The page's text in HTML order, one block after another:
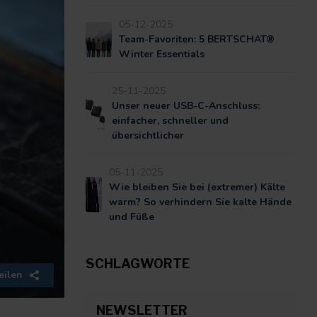
05-12-2025
Team-Favoriten: 5 BERTSCHAT®
Winter Essentials
25-11-2025
Unser neuer USB-C-Anschluss:
einfacher, schneller und
übersichtlicher
05-11-2025
Wie bleiben Sie bei (extremer) Kälte
warm? So verhindern Sie kalte Hände
und Füße
SCHLAGWORTE
NEWSLETTER